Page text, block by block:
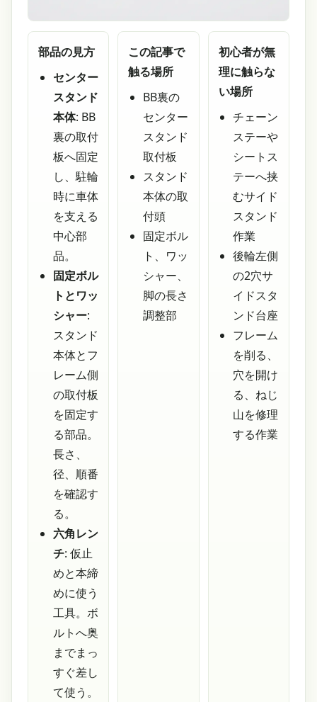
部品の見方
センター
スタンド
本体: BB
裏の取付
板へ固定
し、駐輪
時に車体
を支える
中心部
品。
固定ボル
トとワッ
シャー:
スタンド
本体とフ
レーム側
の取付板
を固定す
る部品。
長さ、
径、順番
を確認す
る。
六角レン
チ: 仮止
めと本締
めに使う
工具。ボ
ルトへ奥
までまっ
すぐ差し
て使う。
この記事で
触る場所
BB裏の
センター
スタンド
取付板
スタンド
本体の取
付頭
固定ボル
ト、ワッ
シャー、
脚の長さ
調整部
初心者が無
理に触らな
い場所
チェーン
ステーや
シートス
テーへ挟
むサイド
スタンド
作業
後輪左側
の2穴サ
イドスタ
ンド台座
フレーム
を削る、
穴を開け
る、ねじ
山を修理
する作業